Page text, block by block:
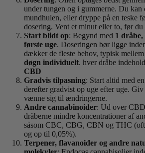
under tungen og i gummerne. Du kan
mundhulen, eller dryppe på en teske
dosering. Vent et minut eller to, før
Start blidt op: Begynd med 1 dråbe,
første uge. Doseringen bør ligge
dækker de fleste behov, typisk mellem
døgn individuelt. hver dråbe
CBD
Gradvis tilpasning: Start altid med
derefter gradvist op uge efter uge.
vænne sig til ændringerne.
Andre cannabinoider: Ud over
dråberne mindre koncentrationer af
såsom CBC, CBG, CBN og THC
og op til 0,05%).
Terpener, flavanoider og andre